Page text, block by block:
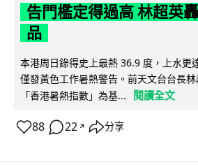
告門檻定得過高 林超英
品
本港周日錄得史上最熱 36.9 度，上水更
僅發黃色工作暑熱警告。前天文台台長
「香港暑熱指數」為基...
閱讀全文
88 22 ↗ 分享